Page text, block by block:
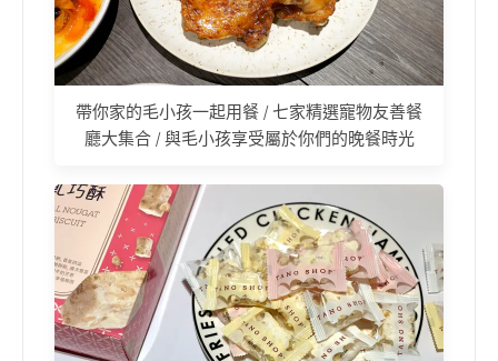
帶你家的毛小孩一起用餐 / 七家精選寵物友善餐
廳大集合 / 與毛小孩享受屬於你們的晚餐時光